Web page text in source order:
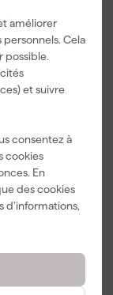
améliorer
personnels. Cela
possible.
et suivre
consentez à
cookies
En
des cookies
d’informations,